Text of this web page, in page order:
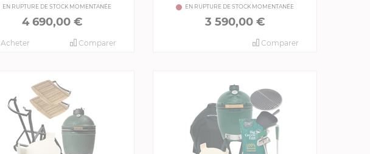
EN RUPTURE DE STOCK MOMENTANÉE
4 690,00 €
Comparer
Acheter
EN RUPTURE DE STOCK MOMENTANÉE
3 590,00 €
Comparer